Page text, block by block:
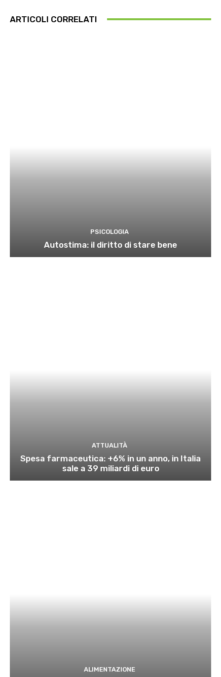
ARTICOLI CORRELATI
PSICOLOGIA
Autostima: il diritto di stare bene
ATTUALITÀ
Spesa farmaceutica: +6% in un anno, in Italia
sale a 39 miliardi di euro
ALIMENTAZIONE